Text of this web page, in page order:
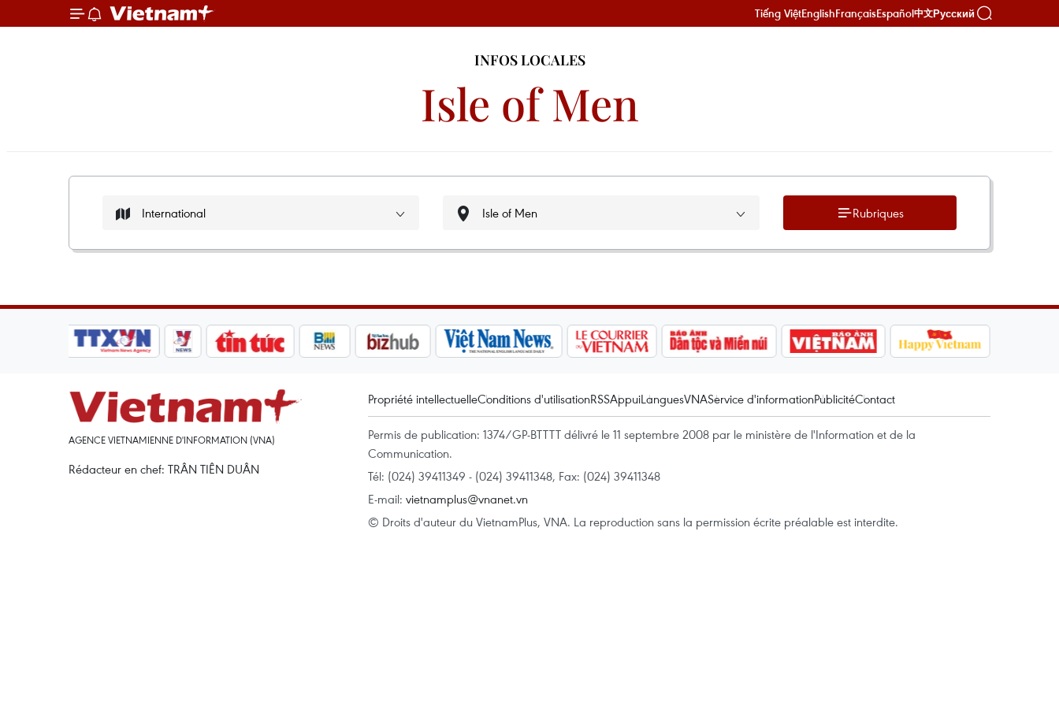
Tiếng ViệtEnglishFrançaisEspañol中文Русский
INFOS LOCALES
Isle of Men
Rubriques
AGENCE VIETNAMIENNE D'INFORMATION (VNA)
Rédacteur en chef: TRÂN TIÊN DUÂN
Propriété intellectuelleConditions d'utilisationRSSAppuiLanguesVNAService d'informationPublicitéContact
Permis de publication: 1374/GP-BTTTT délivré le 11 septembre 2008 par le ministère de l'Information et de la
Communication.
Tél: (024) 39411349 - (024) 39411348, Fax: (024) 39411348
E-mail: vietnamplus@vnanet.vn
© Droits d'auteur du VietnamPlus, VNA. La reproduction sans la permission écrite préalable est interdite.